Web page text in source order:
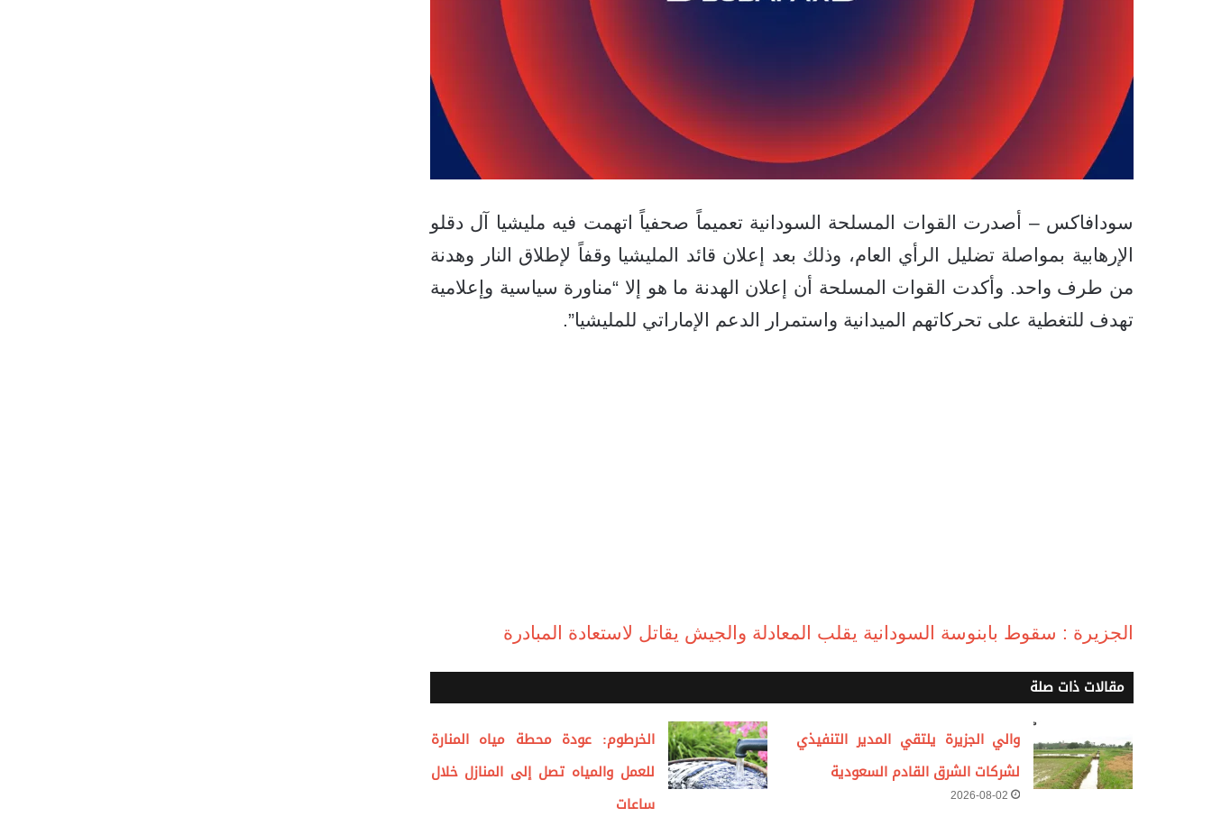
سودافاكس – أصدرت القوات المسلحة السودانية تعميماً صحفياً اتهمت فيه مليشيا آل دقلو
الإرهابية بمواصلة تضليل الرأي العام، وذلك بعد إعلان قائد المليشيا وقفاً لإطلاق النار وهدنة
من طرف واحد. وأكدت القوات المسلحة أن إعلان الهدنة ما هو إلا “مناورة سياسية وإعلامية
تهدف للتغطية على تحركاتهم الميدانية واستمرار الدعم الإماراتي للمليشيا”.
الجزيرة : سقوط بابنوسة السودانية يقلب المعادلة والجيش يقاتل لاستعادة المبادرة
مقالات ذات صلة
والي الجزيرة يلتقي المدير التنفيذي
لشركات الشرق القادم السعودية
2026-08-02
الخرطوم: عودة محطة مياه المنارة
للعمل والمياه تصل إلى المنازل خلال
ساعات